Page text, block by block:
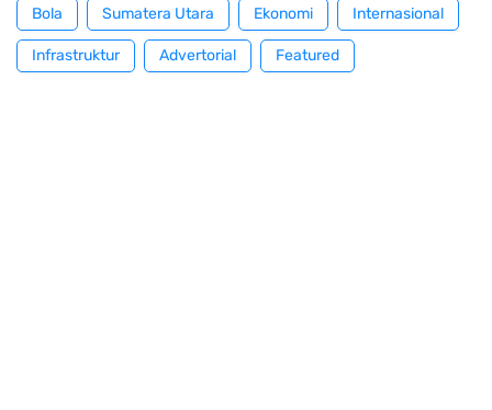
Bola Sumatera Utara Ekonomi Internasional
Infrastruktur Advertorial Featured